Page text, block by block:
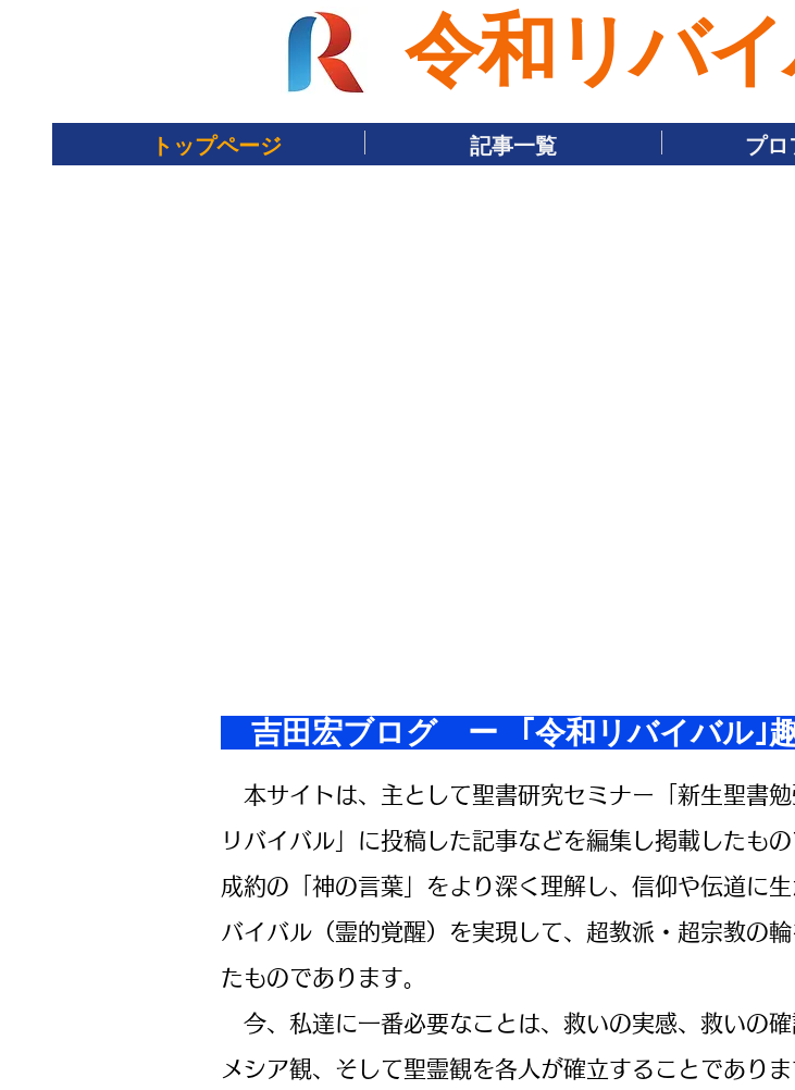
令和リバ
トップページ 記事一覧 プロ
​ 吉田宏ブログ ー｢令和リバイバル｣
本サイトは、主として聖書研究セミナー「新生聖書
リバイバル」に投稿した記事などを編集し掲載したも
成約の「神の言葉」をより深く理解し、信仰や伝道に
バイバル（霊的覚醒）を実現して、超教派・超宗教の
たものであります。
今、私達に一番必要なことは、救いの実感、救いの確
メシア観、そして聖霊観を各人が確立することであり